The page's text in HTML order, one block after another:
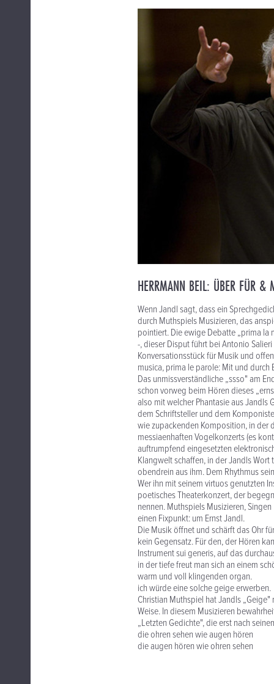
HERRMANN BEIL: ÜBER FÜR &
Wenn Jandl sagt, dass ein
durch Muthspiels Musizieren, das
pointiert. Die ewige Debatte „prima la
-, dieser Disput führt bei Antonio
Konversationsstück für Musik und
musica, prima le parole: Mit und durch
Das unmissverständliche „ssso" am
schon vorweg beim Hören dieses
also mit welcher Phantasie aus
dem Schriftsteller und dem
wie zupackenden Komposition, in der
messiaenhaften Vogelkonzerts (es
auftrumpfend eingesetzten
Klangwelt schaffen, in der Jandls
obendrein aus ihm. Dem Rhythmus
Wer ihn mit seinem virtuos genutzten
poetisches Theaterkonzert, der
nennen. Muthspiels Musizieren,
einen Fixpunkt: um Ernst Jandl.
Die Musik öffnet und schärft das Ohr
kein Gegensatz. Für den, der Hören
Instrument sui generis, auf das
in der tiefe freut man sich an einem
warm und voll klingenden organ.
ich würde eine solche geige erwerben.
Christian Muthspiel hat Jandls
Weise. In diesem Musizieren
„Letzten Gedichte", die erst nach
die ohren sehen wie augen hören
die augen hören wie ohren sehen